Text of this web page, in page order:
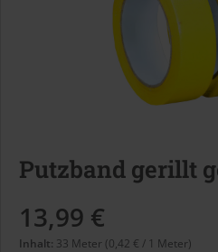
Putzband gerillt
13,99 €
Inhalt: 33 Meter (0,42 € / 1 Meter)